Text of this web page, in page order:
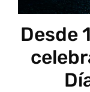
Desde